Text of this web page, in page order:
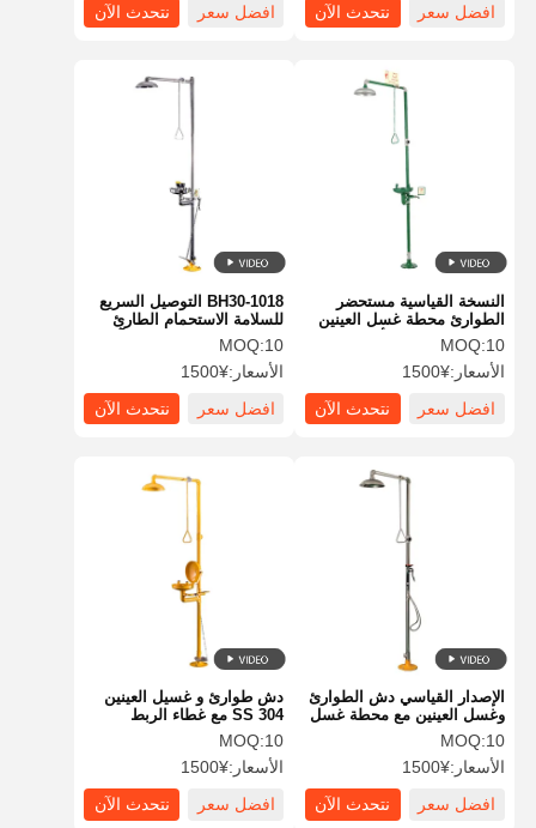
بيت معلومات عنا
ضبط الجودة اتصل بنا أخبار القضايا
افضل سعر
نتحدث الآن
افضل سعر
نتحدث الآن
النسخة القياسية مستحضر
الطوارئ محطة غسل العينين
مواد ABS اللون الأخضرMOQ:10
الأسعار:¥1500
افضل سعر
نتحدث الآن
BH30-1018 التوصيل السريع
للسلامة الاستحمام الطارئ
وغسل العينين مقاومة للتآكل
MOQ:10
الأسعار:¥1500
افضل سعر
نتحدث الآن
الإصدار القياسي دش الطوارئ
وغسل العينين مع محطة غسل
العينين المحمولة
MOQ:10
الأسعار:¥1500
افضل سعر
نتحدث الآن
دش طوارئ و غسيل العينين
SS 304 مع غطاء الربط
MOQ:10
الأسعار:¥1500
افضل سعر
نتحدث الآن